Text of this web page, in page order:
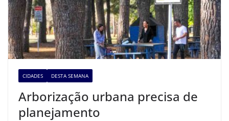
CIDADES DESTA SEMANA
Arborização urbana precisa de
planejamento